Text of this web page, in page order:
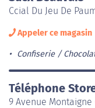
Ccial Du Jeu De
Appeler ce magasin
Confiserie /
Téléphone
9 Avenue